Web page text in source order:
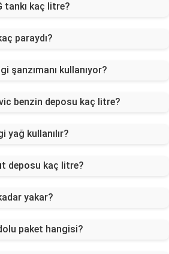
tankı kaç litre?
paraydı?
şanzımanı kullanıyor?
benzin deposu kaç litre?
yağ kullanılır?
deposu kaç litre?
yakar?
paket hangisi?